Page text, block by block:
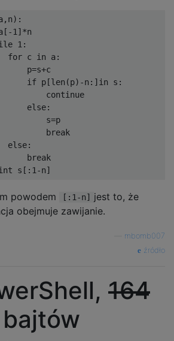
, n):
[-1 ]*n
1 :
for c in a:
p
=s+c
if p [len (p)-n :] in s :
continue
else:
s
=p
break
else:
break
s [: 1 -n]
powodem [:1-n]
jest to, że
obejmuje zawijanie.
mbomb007
źródło
164